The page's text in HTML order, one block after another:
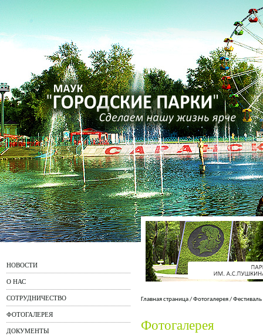
НОВОСТИ
О НАС
СОТРУДНИЧЕСТВО
ФОТОГАЛЕРЕЯ
ДОКУМЕНТЫ
Главная страница/Фотогалерея/
Фотогалерея